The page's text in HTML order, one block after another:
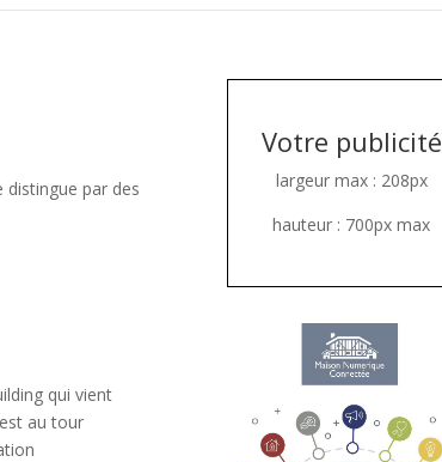
par des
qui vient
au tour
Votre publicité
largeur max : 208px
hauteur : 700px max